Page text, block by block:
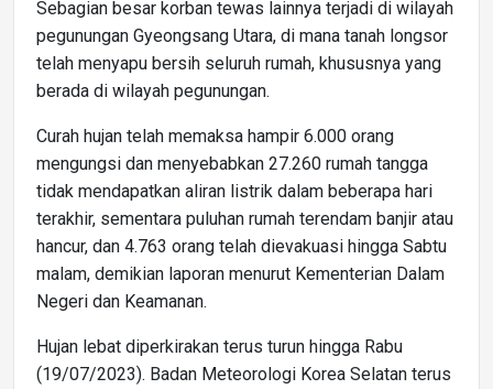
Sebagian besar korban tewas lainnya terjadi di wilayah
pegunungan Gyeongsang Utara, di mana tanah longsor
telah menyapu bersih seluruh rumah, khususnya yang
berada di wilayah pegunungan.
Curah hujan telah memaksa hampir 6.000 orang
mengungsi dan menyebabkan 27.260 rumah tangga
tidak mendapatkan aliran listrik dalam beberapa hari
terakhir, sementara puluhan rumah terendam banjir atau
hancur, dan 4.763 orang telah dievakuasi hingga Sabtu
malam, demikian laporan menurut Kementerian Dalam
Negeri dan Keamanan.
Hujan lebat diperkirakan terus turun hingga Rabu
(19/07/2023). Badan Meteorologi Korea Selatan terus